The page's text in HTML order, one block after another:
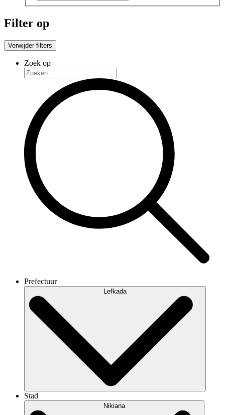
Filter op
Verwijder filters
Zoek op
Prefectuur
Lefkada
Stad
Nikiana